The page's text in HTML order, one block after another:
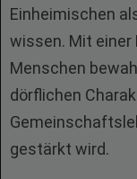
Einheimischen
wissen. Mit einer
Menschen
dörflichen
gestärkt wird.